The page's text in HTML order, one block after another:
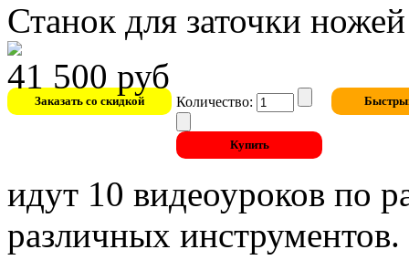
Станок для заточки
41 500 руб
Количество:
идут 10 видеоуроков по
различных инструментов.